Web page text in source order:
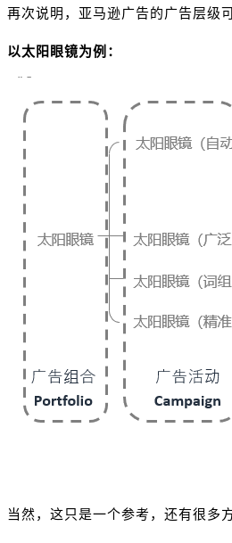
再次说明，亚马逊广告的广告层级
以太阳眼镜为例：
当然，这只是一个参考，还有很多